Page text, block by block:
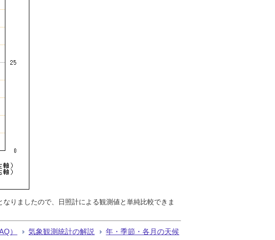
りましたので、日照計による観測値と単純比較できま
） 気象観測統計の解説 年・季節・各月の天候